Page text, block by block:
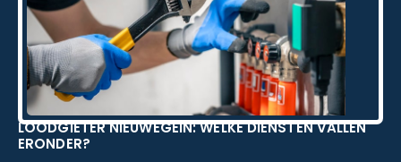
LOODGIETER NIEUWEGEIN: WELKE DIENSTEN VALLEN
ERONDER?